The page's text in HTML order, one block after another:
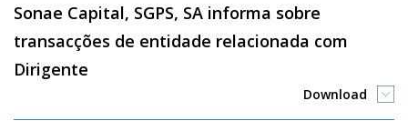
Sonae Capital, SGPS, SA informa sobre
transacções de entidade relacionada com
Dirigente
Download